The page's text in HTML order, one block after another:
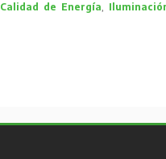
Calidad de Energía,